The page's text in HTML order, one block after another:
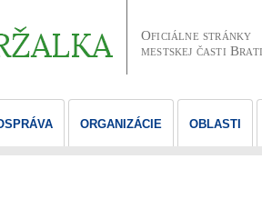
Oficiálne stránky
mestskej časti
ORGANIZÁCIE OBLASTI